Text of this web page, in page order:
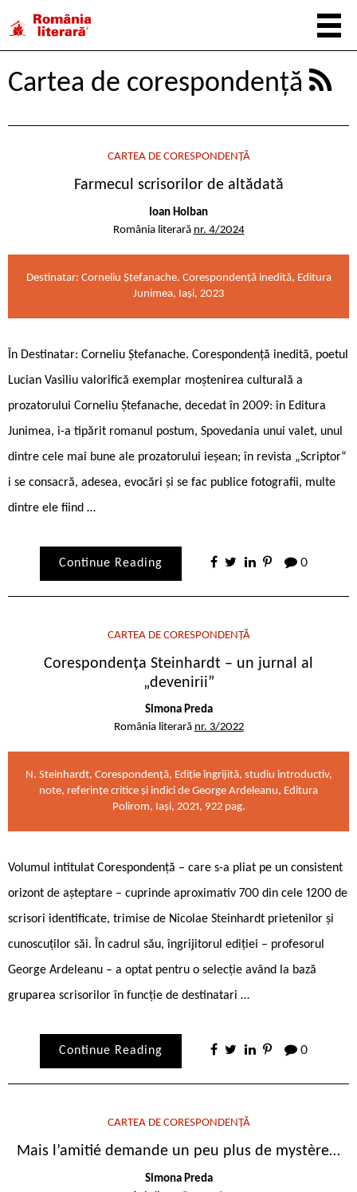
Cartea de corespondență
CARTEA DE CORESPONDENȚĂ
Farmecul scrisorilor de altădată
Ioan Holban
România literară nr. 4/2024
Destinatar: Corneliu Ștefanache. Corespondenţă inedită, Editura
Junimea, Iași, 2023
În Destinatar: Corneliu Ștefanache. Corespondență inedită, poetul
Lucian Vasiliu valorifică exemplar moștenirea culturală a
prozatorului Corneliu Ștefanache, decedat în 2009: în Editura
Junimea, i-a tipărit romanul postum, Spovedania unui valet, unul
dintre cele mai bune ale prozatorului ieșean; în revista „Scriptor“
i se consacră, adesea, evocări și se fac publice fotografii, multe
dintre ele fiind …
Continue Reading 0
CARTEA DE CORESPONDENȚĂ
Corespondența Steinhardt – un jurnal al
„devenirii”
Simona Preda
România literară nr. 3/2022
N. Steinhardt, Corespondență, Ediție îngrijită, studiu introductiv,
note, referințe critice și indici de George Ardeleanu, Editura
Polirom, Iași, 2021, 922 pag.
Volumul intitulat Corespondență – care s-a pliat pe un consistent
orizont de așteptare – cuprinde aproximativ 700 din cele 1200 de
scrisori identificate, trimise de Nicolae Steinhardt prietenilor și
cunoscuților săi. În cadrul său, îngrijitorul ediției – profesorul
George Ardeleanu – a optat pentru o selecție având la bază
gruparea scrisorilor în funcție de destinatari …
Continue Reading 0
CARTEA DE CORESPONDENȚĂ
Mais l’amitié demande un peu plus de mystère…
Simona Preda